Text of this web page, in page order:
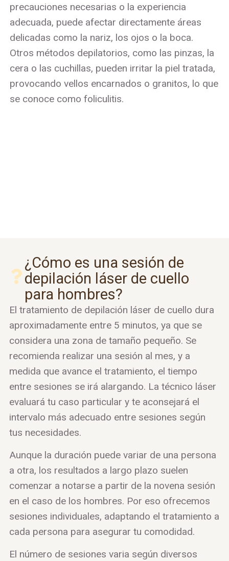
precauciones necesarias o la experiencia
adecuada, puede afectar directamente áreas
delicadas como la nariz, los ojos o la boca.
Otros métodos depilatorios, como las pinzas, la
cera o las cuchillas, pueden irritar la piel tratada,
provocando vellos encarnados o granitos, lo que
se conoce como foliculitis.
¿Cómo es una sesión de
depilación láser de cuello
para hombres?
El tratamiento de depilación láser de cuello dura
aproximadamente entre 5 minutos, ya que se
considera una zona de tamaño pequeño. Se
recomienda realizar una sesión al mes, y a
medida que avance el tratamiento, el tiempo
entre sesiones se irá alargando. La técnico láser
evaluará tu caso particular y te aconsejará el
intervalo más adecuado entre sesiones según
tus necesidades.
Aunque la duración puede variar de una persona
a otra, los resultados a largo plazo suelen
comenzar a notarse a partir de la novena sesión
en el caso de los hombres. Por eso ofrecemos
sesiones individuales, adaptando el tratamiento a
cada persona para asegurar tu comodidad.
El número de sesiones varia según diversos